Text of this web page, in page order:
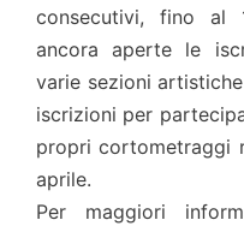
consecutivi, fino al
ancora aperte le
varie sezioni
iscrizioni per
propri cortometraggi
aprile.
Per maggiori